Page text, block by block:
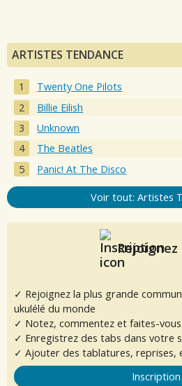
ARTISTES TENDANCE
Twenty One Pilots
Billie Eilish
Unknown
The Beatles
Panic! At The Disco
Voir tout: Artistes
Rejoignez
✓ Rejoignez la plus grande
ukulélé du monde
✓ Notez, commentez et faites-
✓ Enregistrez des tabs dans votre
✓ Ajouter des tablatures, reprises,
Inscription